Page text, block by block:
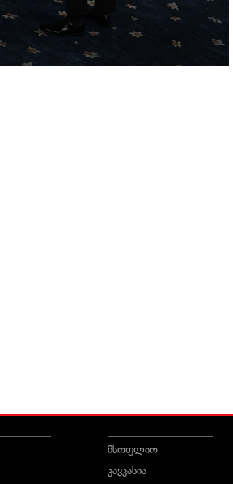
მსოფლიო
კავკასია